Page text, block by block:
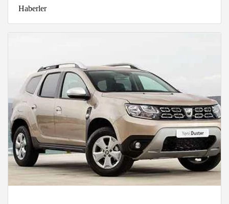
Haberler